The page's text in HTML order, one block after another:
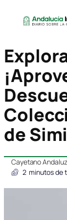
de
Cayetano Andaluz
2 minutos de